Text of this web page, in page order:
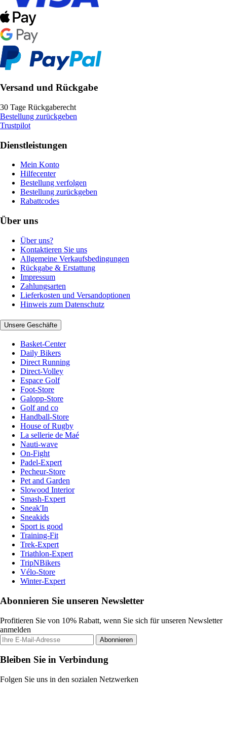
Versand und Rückgabe
30 Tage Rückgaberecht
Bestellung zurückgeben
Trustpilot
Dienstleistungen
Mein Konto
Hilfecenter
Bestellung verfolgen
Bestellung zurückgeben
Rabattcodes
Über uns
Über uns?
Kontaktieren Sie uns
Allgemeine Verkaufsbedingungen
Rückgabe & Erstattung
Impressum
Zahlungsarten
Lieferkosten und Versandoptionen
Hinweis zum Datenschutz
Unsere Geschäfte
Basket-Center
Daily Bikers
Direct Running
Direct-Volley
Espace Golf
Foot-Store
Galopp-Store
Golf and co
Handball-Store
House of Rugby
La sellerie de Maé
Nauti-wave
On-Fight
Padel-Expert
Pecheur-Store
Pet and Garden
Slowood Interior
Smash-Expert
Sneak'In
Sneakids
Sport is good
Training-Fit
Trek-Expert
Triathlon-Expert
TripNBikers
Vélo-Store
Winter-Expert
Abonnieren Sie unseren Newsletter
Profitieren Sie von 10% Rabatt, wenn Sie sich für unseren Newsletter
anmelden
Abonnieren
Bleiben Sie in Verbindung
Folgen Sie uns in den sozialen Netzwerken